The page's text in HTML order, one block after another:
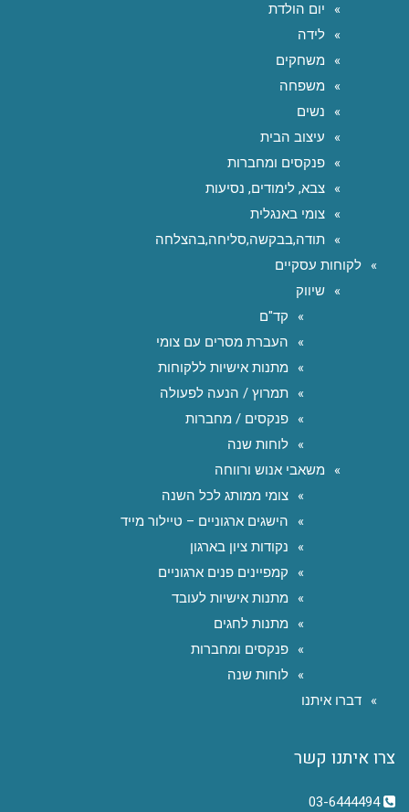
יום הולדת
לידה
משחקים
משפחה
נשים
עיצוב הבית
פנקסים ומחברות
צבא, לימודים, נסיעות
צומי באנגלית
תודה,בבקשה,סליחה,בהצלחה
לקוחות עסקיים
שיווק
קד"ם
העברת מסרים עם צומי
מתנות אישיות ללקוחות
תמרוץ / הנעה לפעולה
פנקסים / מחברות
לוחות שנה
משאבי אנוש ורווחה
צומי ממותג לכל השנה
הישגים ארגוניים – טיילור מייד
נקודות ציון בארגון
קמפיינים פנים ארגוניים
מתנות אישיות לעובד
מתנות לחגים
פנקסים ומחברות
לוחות שנה
דברו איתנו
צרו איתנו קשר
03-6444494